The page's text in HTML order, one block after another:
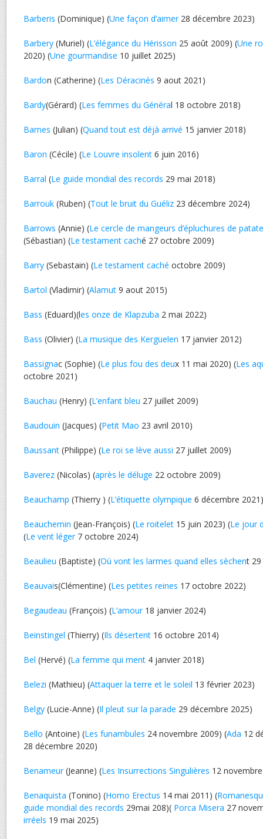
Barberis (Dominique) (Une façon d’aimer28 décembre 2023)
Barbery (Muriel) (L’élégance du Hérisson 25 août 2009) (Une
2020) (Une gourmandise 10 juillet 2025)
Bardon (Catherine) (Les Déracinés 9 aout 2021)
Bardy(Gérard) (Les femmes du Général 18 octobre 2018)
Barnes (Julian) (Quand tout est déjà arrivé 15 janvier 2018)
Baron (Cécile) (Le Louvre insolent 6 juin 2016)
Barral (Le guide mondial des records 29 mai 2018)
Barrouk (Ruben) (Tout le bruit du Guéliz 23 décembre 2024)
Barrows (Annie) (Le cercle de mangeurs d’épluchures de
(Sébastian) (Le testament caché 27 octobre 2009)
Barry (Sebastain) (Le testament caché octobre 2009)
Bartol (Vladimir) (Alamut 9 aout 2015)
Bass (Eduard)(les onze de Klapzuba 2 mai 2022)
Bass (Olivier) (La musique des Kerguelen 17 janvier 2012)
Bassignac (Sophie) (Le plus fou des deux 11 mai 2020) (Les
octobre 2021)
Bauchau (Henry) (L’enfant bleu 27 juillet 2009)
Baudouin (Jacques) (Petit Mao 23 avril 2010)
Baussant (Philippe) (Le roi se lève aussi 27 juillet 2009)
Baverez (Nicolas) (après le déluge 22 octobre 2009)
Beauchamp (Thierry ) (L’étiquette olympique 6 décembre 2021)
Beauchemin (Jean-François) (Le roitelet 15 juin 2023) (Le jour
(Le vent léger7 octobre 2024)
Beaulieu (Baptiste) (Où vont les larmes quand elles sèchent 29
Beauvais(Clémentine) (Les petites reines 17 octobre 2022)
Begaudeau (François) (L’amour18 janvier 2024)
Beinstingel (Thierry) (Ils désertent 16 octobre 2014)
Bel (Hervé) (La femme qui ment 4 janvier 2018)
Belezi (Mathieu) (Attaquer la terre et le soleil 13 février 2023)
Belgy (Lucie-Anne) (Il pleut sur la parade 29 décembre 2025)
Bello (Antoine) (Les funambules 24 novembre 2009) (Ada 12
28 décembre 2020)
Benameur(Jeanne) (Les Insurrections Singulières 12
Benaquista (Tonino) (Homo Erectus 14 mai 2011) (
guide mondial des records 29mai 208)( Porca Misera 27
irréels 19 mai 2025)